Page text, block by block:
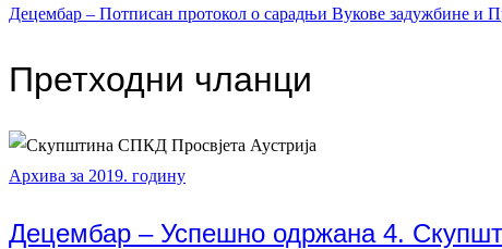
Децембар – Потписан протокол о сарадњи Вукове задужбине и
Претходни чланци
Архива за 2019. годину
Децембар – Успешно одржана 4.